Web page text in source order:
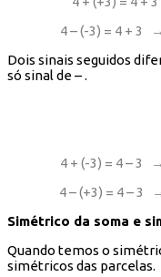
4 – (-3) = 4 + 3 →
Dois sinais seguidos
só sinal de – .
4 + (-3) = 4 – 3 →
4 – (+3) = 4 – 3
Simétrico da soma e
Quando temos o
simétricos das parcelas.